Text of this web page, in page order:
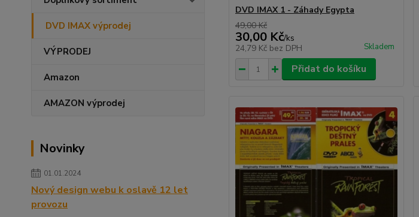
DVD IMAX výprodej
VÝPRODEJ
Amazon
AMAZON výprodej
Novinky
01.01.2024
Nový design webu k oslavě 12 let
provozu
DVD IMAX 1 - Záhady Egypta
49,00 Kč
30,00 Kč/ks
24,79 Kč bez DPH Skladem
Přidat do košíku